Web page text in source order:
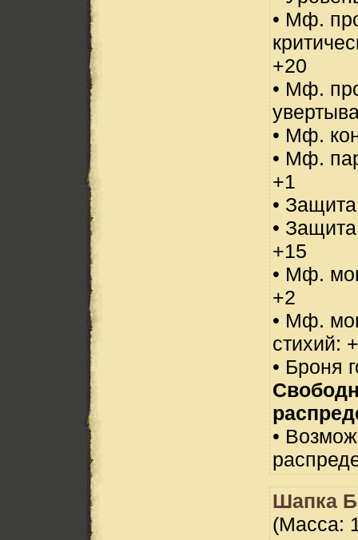
• Мф.
+20
• Мф.
• Мф.
• Мф.
+1
•
•
+15
• Мф.
+2
• Мф.
стихий:
• Броня
•
Шапка
(Масса: